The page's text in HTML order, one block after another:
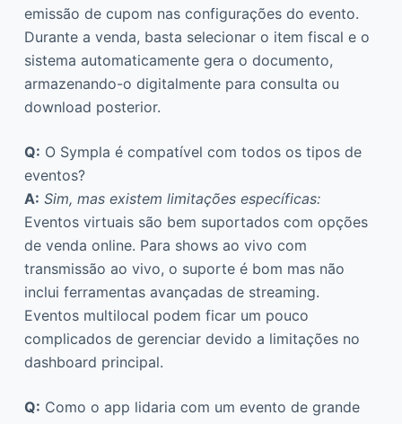
emissão de cupom nas configurações do evento.
Durante a venda, basta selecionar o item fiscal e o
sistema automaticamente gera o documento,
armazenando-o digitalmente para consulta ou
download posterior.
Q: O Sympla é compatível com todos os tipos de
eventos?
A: Sim, mas existem limitações específicas:
Eventos virtuais são bem suportados com opções
de venda online. Para shows ao vivo com
transmissão ao vivo, o suporte é bom mas não
inclui ferramentas avançadas de streaming.
Eventos multilocal podem ficar um pouco
complicados de gerenciar devido a limitações no
dashboard principal.
Q: Como o app lidaria com um evento de grande